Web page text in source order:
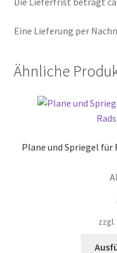
Eine Lieferung per
Ähnliche
Plane und Spriegel für
zzgl.